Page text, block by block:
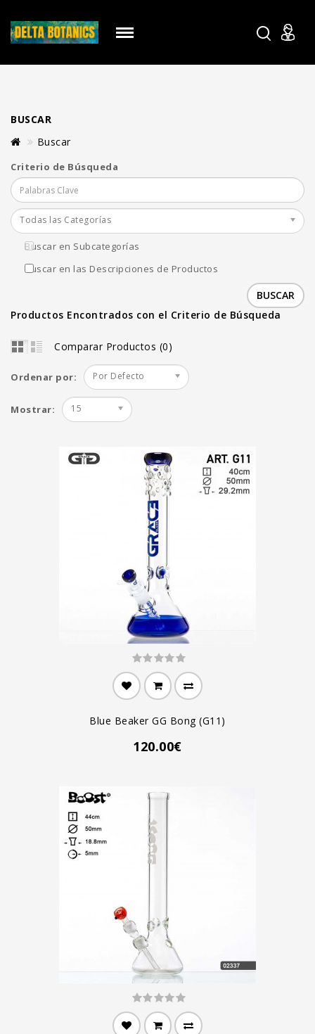
BUSCAR
Buscar
Criterio de Búsqueda
Todas las Categorías
Buscar en Subcategorías
Buscar en las Descripciones de Productos
Productos Encontrados con el Criterio de Búsqueda
Comparar Productos (0)
Ordenar por: Por Defecto
Mostrar: 15
Blue Beaker GG Bong (G11)
120.00€